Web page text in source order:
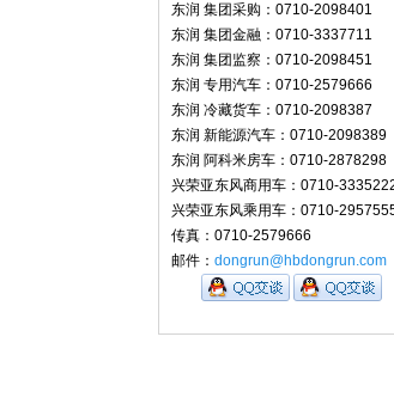
东润 集团采购：0710-2098401
东润 集团金融：0710-3337711
东润 集团监察：0710-2098451
东润 专用汽车：0710-2579666
东润 冷藏货车：0710-2098387
东润 新能源汽车：0710-2098389
东润 阿科米房车：0710-2878298
兴荣亚东风商用车：0710-
兴荣亚东风乘用车：0710-
传真：0710-2579666
邮件： dongrun@hbdongrun.com